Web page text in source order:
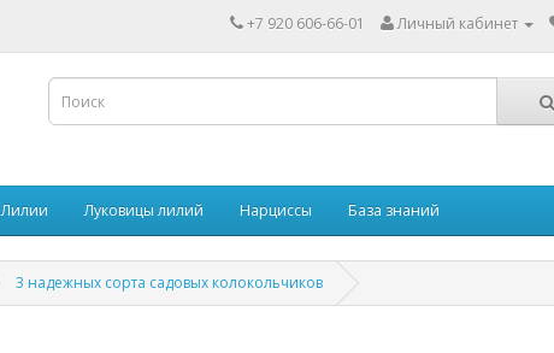
+7 920 606-66-01 Личный кабинет
Лилии Луковицы лилий Нарциссы База знаний
3 надежных сорта садовых колокольчиков